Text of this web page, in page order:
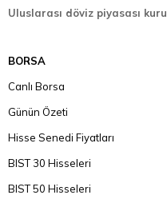
Uluslarası döviz piyasası kuru
BORSA
Canlı Borsa
Günün Özeti
Hisse Senedi Fiyatları
BIST 30 Hisseleri
BIST 50 Hisseleri